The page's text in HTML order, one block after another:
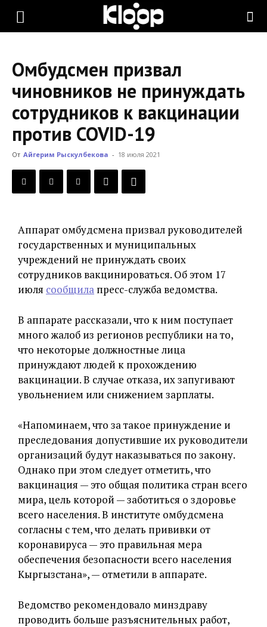
KLOOP.KG
Новости
Кыргызстана
Омбудсмен призвал
чиновников не принуждать
сотрудников к вакцинации
против COVID-19
От Айгерим Рыскулбекова - 18 июля 2021
Аппарат омбудсмена призвал руководителей
государственных и муниципальных
учреждений не принуждать своих
сотрудников вакцинироваться. Об этом 17
июля сообщила пресс-служба ведомства.
В аппарате рассказали, что к ним поступает
много жалоб из регионов республики на то,
что некоторые должностные лица
принуждают людей к прохождению
вакцинации. В случае отказа, их запугивают
увольнением или снижением зарплаты.
«Напоминаем, что за такое принуждение и
преследования допустившие их руководители
организаций будут наказываться по закону.
Однако при этом следует отметить, что
вакцинация — это общая политика стран всего
мира, цель которой — заботиться о здоровье
всего населения. В институте омбудсмена
согласны с тем, что делать прививки от
коронавируса — это правильная мера
обеспечения безопасности всего населения
Кыргызстана», — отметили в аппарате.
Ведомство рекомендовало минздраву
проводить больше разъяснительных работ,